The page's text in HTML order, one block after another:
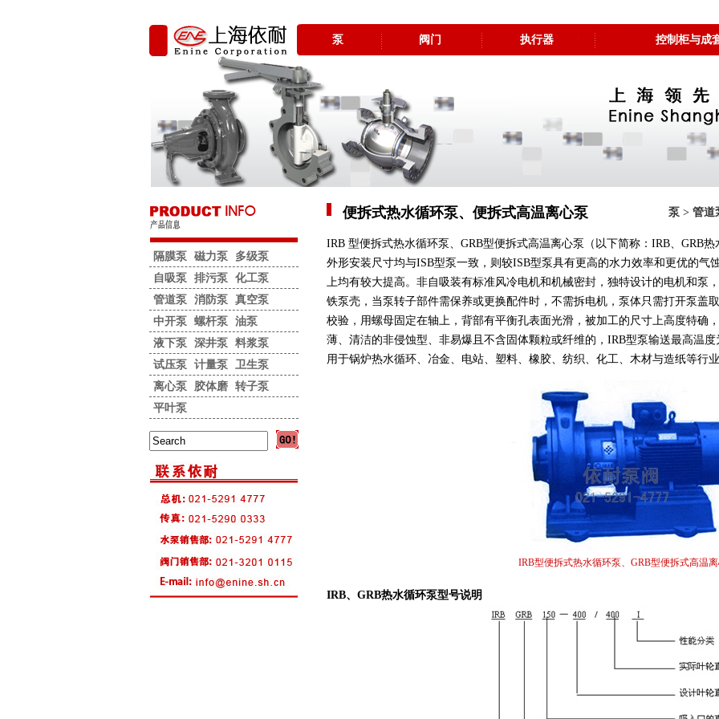
泵 阀门 执行器 控制柜与成
泵> 管道
便拆式热水循环泵、便拆式高温离心泵
IRB 型便拆式热水循环泵、GRB型便拆式高温离心泵（以下简称：IRB、GRB
外形安装尺寸均与ISB型泵一致，则较ISB型泵具有更高的水力效率和更优的气
上均有较大提高。非自吸装有标准风冷电机和机械密封，独特设计的电机和泵
铁泵壳，当泵转子部件需保养或更换配件时，不需拆电机，泵体只需打开泵盖
校验，用螺母固定在轴上，背部有平衡孔表面光滑，被加工的尺寸上高度特确
薄、清洁的非侵蚀型、非易爆且不含固体颗粒或纤维的，IRB型泵输送最高温
用于锅炉热水循环、冶金、电站、塑料、橡胶、纺织、化工、木材与造纸等行
IRB型便拆式热水循环泵、GRB型便拆式高温
IRB、GRB热水循环泵型号说明
隔膜泵 磁力泵
多级泵
自吸泵
排污泵
化工泵
管道泵
消防泵
真空泵
中开泵
螺杆泵
油泵
液下泵
深井泵
料浆泵
试压泵
计量泵
卫生泵
离心泵
胶体磨
转子泵
平叶泵